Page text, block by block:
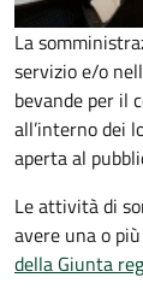
La
servizio e/o
bevande per il
all’interno dei
aperta al
Le attività di
avere una o
della Giunta